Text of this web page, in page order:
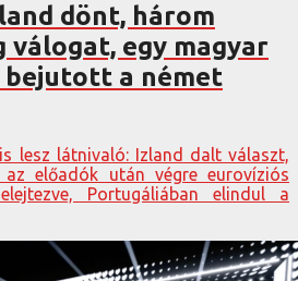
dönt, három
válogat, egy magyar
a német
lesz látnivaló: Izland dalt választ,
az előadók után végre eurovíziós
Portugáliában elindul a